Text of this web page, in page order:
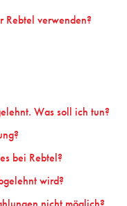
Rebtel verwenden?
Was soll ich tun?
bei Rebtel?
wird?